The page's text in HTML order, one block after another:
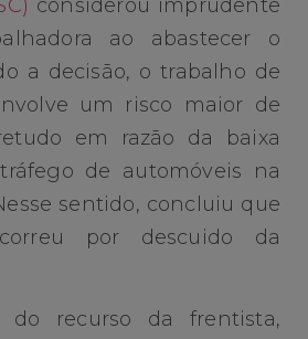
considerou imprudente
ao abastecer o
a decisão, o trabalho de
um risco maior de
em razão da baixa
de automóveis na
sentido, concluiu que
por descuido da
do recurso da frentista,